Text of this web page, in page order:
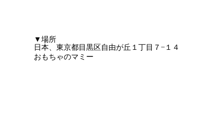
日本、東京都目黒区自由が丘１丁目７−１４
おもちゃのマミー
​▼場所